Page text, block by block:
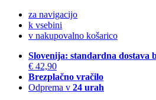
za navigacijo
k vsebini
v nakupovalno košarico
Slovenija: standardna dostava
€ 42,90
Brezplačno vračilo
Odprema v 24 urah